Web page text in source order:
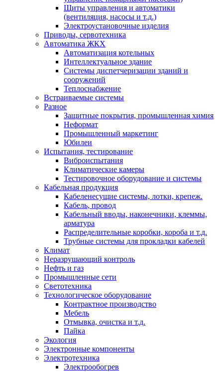
Щиты управления и автоматики
(вентиляция, насосы и т.д.)
Электроустановочные изделия
Приводы, сервотехника
Автоматика ЖКХ
Автоматизация котельных
Интеллектуальное здание
Системы диспетчеризации зданий и
сооружений
Теплоснабжение
Встраиваемые системы
Разное
Защитные покрытия, промышленная химия
Неформат
Промышленный маркетинг
Юбилеи
Испытания, тестирование
Виброиспытания
Климатические камеры
Тестировочное оборудование и системы
Кабельная продукция
Кабеленесущие системы, лотки, крепеж.
Кабель, провод
Кабельный вводы, наконечники, клеммы,
арматура
Распределительные коробки, короба и т.д.
Трубные системы для прокладки кабелей
Климат
Неразрушающий контроль
Нефть и газ
Промышленные сети
Светотехника
Технологическое оборудование
Контрактное производство
Мебель
Отмывка, очистка и т.д.
Пайка
Экология
Электронные компоненты
Электротехника
Электрообогрев